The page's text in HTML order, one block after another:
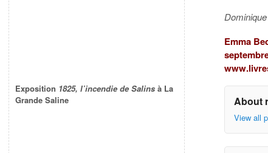
Emma
About
View all
Exposition 1825, l’incendie de Salins à La
Grande Saline